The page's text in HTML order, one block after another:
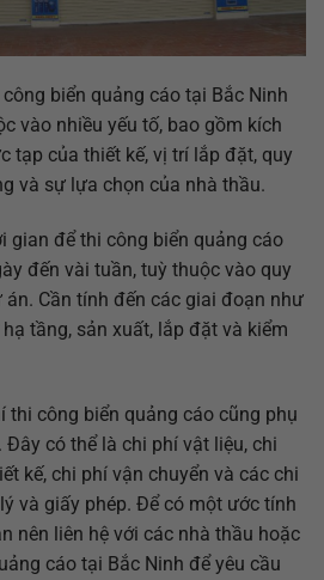
biển quảng cáo tại Bắc Ninh
vào nhiều yếu tố, bao gồm kích
tạp của thiết kế, vị trí lắp đặt, quy
và sự lựa chọn của nhà thầu.
gian để thi công biển quảng cáo
đến vài tuần, tuỳ thuộc vào quy
Cần tính đến các giai đoạn như
tầng, sản xuất, lắp đặt và kiểm
thi công biển quảng cáo cũng phụ
có thể là chi phí vật liệu, chi
kế, chi phí vận chuyển và các chi
và giấy phép. Để có một ước tính
nên liên hệ với các nhà thầu hoặc
cáo tại Bắc Ninh để yêu cầu